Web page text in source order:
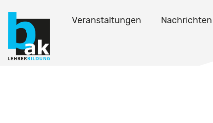
Veranstaltungen Nachrichten